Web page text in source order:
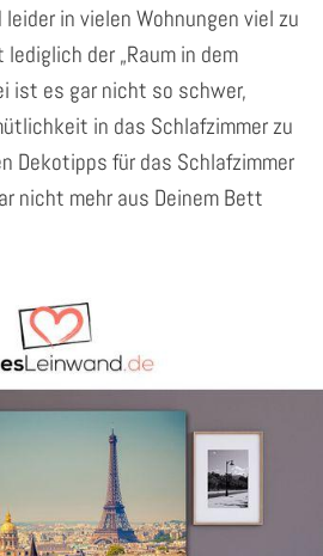
in vielen Wohnungen viel zu
der „Raum in dem
ist es gar nicht so schwer,
in das Schlafzimmer zu
Dekotipps für das Schlafzimmer
nicht mehr aus Deinem Bett